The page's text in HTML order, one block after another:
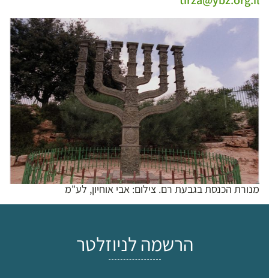
מנורת הכנסת בגבעת רם. צילום: אבי אוחיון, לע"מ
הרשמה לניוזלטר